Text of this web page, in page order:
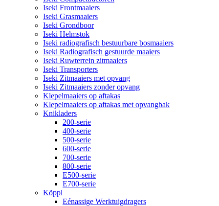
Iseki Frontmaaiers
Iseki Grasmaaiers
Iseki Grondboor
Iseki Helmstok
Iseki radiografisch bestuurbare bosmaaiers
Iseki Radiografisch gestuurde maaiers
Iseki Ruwterrein zitmaaiers
Iseki Transporters
Iseki Zitmaaiers met opvang
Iseki Zitmaaiers zonder opvang
Klepelmaaiers op aftakas
Klepelmaaiers op aftakas met opvangbak
Knikladers
200-serie
400-serie
500-serie
600-serie
700-serie
800-serie
E500-serie
E700-serie
Köppl
Eénassige Werktuigdragers